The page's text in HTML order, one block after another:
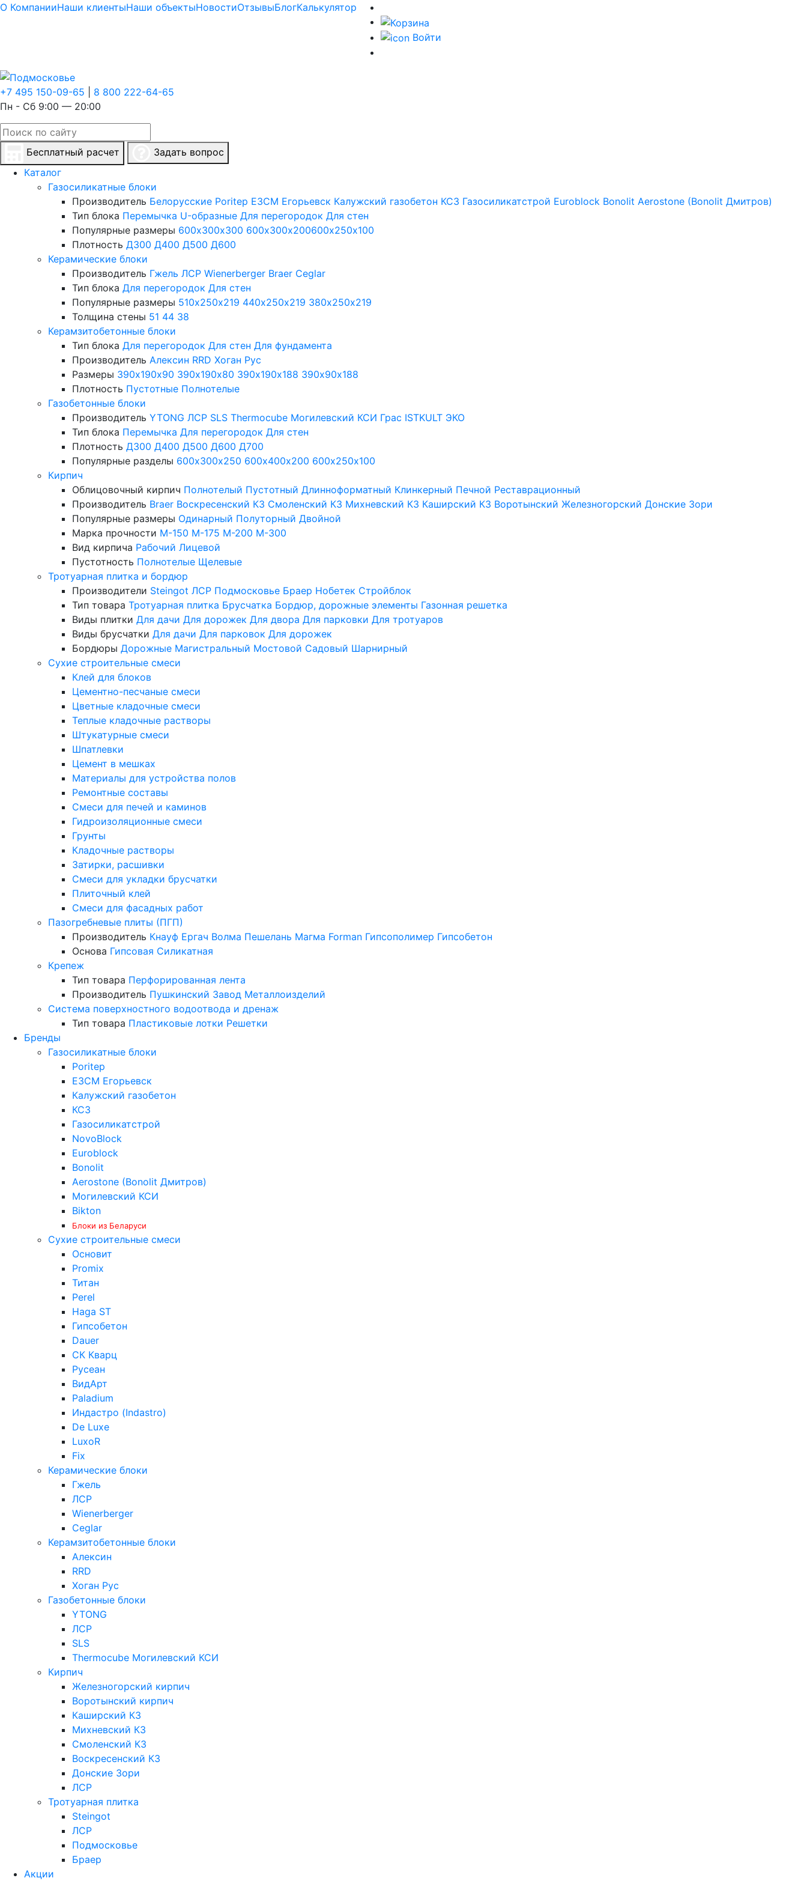
О КомпанииНаши клиентыНаши объектыНовостиОтзывыБлогКалькулятор
Войти
+7 495 150-09-65
8 800 222-64-65
Пн - Сб 9:00 — 20:00
Бесплатный расчет
Задать вопрос
Каталог
Газосиликатные блоки
Производитель Белорусские Poritep ЕЗСМ Егорьевск Калужский газобетон КСЗ Газосиликатстрой Euroblock Bonolit Aerostone (Bonolit Дмитров)
Тип блока Перемычка U-образные Для перегородок Для стен
Популярные размеры 600х300х300 600х300х200600х250х100
Плотность Д300 Д400 Д500 Д600
Керамические блоки
Производитель Гжель ЛСР Wienerberger Braer Ceglar
Тип блока Для перегородок Для стен
Популярные размеры 510х250х219 440х250х219 380х250х219
Толщина стены 51 44 38
Керамзитобетонные блоки
Тип блока Для перегородок Для стен Для фундамента
Производитель Алексин RRD Хоган Рус
Размеры 390х190х90 390х190х80 390х190х188 390х90х188
Плотность Пустотные Полнотелые
Газобетонные блоки
Производитель YTONG ЛСР SLS Thermocube Могилевский КСИ Грас ISTKULT ЭКО
Тип блока Перемычка Для перегородок Для стен
Плотность Д300 Д400 Д500 Д600 Д700
Популярные разделы 600х300х250 600х400х200 600х250х100
Кирпич
Облицовочный кирпич Полнотелый Пустотный Длинноформатный Клинкерный Печной Реставрационный
Производитель Braer Воскресенский КЗ Смоленский КЗ Михневский КЗ Каширский КЗ Воротынский Железногорский Донские Зори
Популярные размеры Одинарный Полуторный Двойной
Марка прочности М-150 М-175 М-200 М-300
Вид кирпича Рабочий Лицевой
Пустотность Полнотелые Щелевые
Тротуарная плитка и бордюр
Производители Steingot ЛСР Подмосковье Браер Нобетек Стройблок
Тип товара Тротуарная плитка Брусчатка Бордюр, дорожные элементы Газонная решетка
Виды плитки Для дачи Для дорожек Для двора Для парковки Для тротуаров
Виды брусчатки Для дачи Для парковок Для дорожек
Бордюры Дорожные Магистральный Мостовой Садовый Шарнирный
Сухие строительные смеси
Клей для блоков
Цементно-песчаные смеси
Цветные кладочные смеси
Теплые кладочные растворы
Штукатурные смеси
Шпатлевки
Цемент в мешках
Материалы для устройства полов
Ремонтные составы
Смеси для печей и каминов
Гидроизоляционные смеси
Грунты
Кладочные растворы
Затирки, расшивки
Смеси для укладки брусчатки
Плиточный клей
Смеси для фасадных работ
Пазогребневые плиты (ПГП)
Производитель Кнауф Ергач Волма Пешелань Магма Forman Гипсополимер Гипсобетон
Основа Гипсовая Силикатная
Крепеж
Тип товара Перфорированная лента
Производитель Пушкинский Завод Металлоизделий
Система поверхностного водоотвода и дренаж
Тип товара Пластиковые лотки Решетки
Бренды
Газосиликатные блоки
Poritep
ЕЗСМ Егорьевск
Калужский газобетон
КСЗ
Газосиликатстрой
NovoBlock
Euroblock
Bonolit
Aerostone (Bonolit Дмитров)
Могилевский КСИ
Bikton
Блоки из Беларуси
Сухие строительные смеси
Основит
Promix
Титан
Perel
Haga ST
Гипсобетон
Dauer
СК Кварц
Русеан
ВидАрт
Paladium
Индастро (Indastro)
De Luxe
LuxoR
Fix
Керамические блоки
Гжель
ЛСР
Wienerberger
Ceglar
Керамзитобетонные блоки
Алексин
RRD
Хоган Рус
Газобетонные блоки
YTONG
ЛСР
SLS
Thermocube Могилевский КСИ
Кирпич
Железногорский кирпич
Воротынский кирпич
Каширский КЗ
Михневский КЗ
Смоленский КЗ
Воскресенский КЗ
Донские Зори
ЛСР
Тротуарная плитка
Steingot
ЛСР
Подмосковье
Браер
Акции